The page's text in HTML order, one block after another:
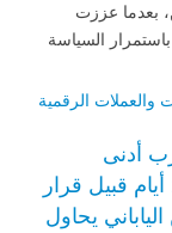
بعدما عززت
السياسة
والعملات الرقمية
أدنى
مستوياته في 10 أيام قبيل قرار
يحاول